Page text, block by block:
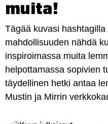
muita!
Tägää kuvasi
mahdollisuuden nähdä
inspiroimassa muita
helpottamassa sopivien
täydellinen hetki antaa
Mustin ja Mirrin